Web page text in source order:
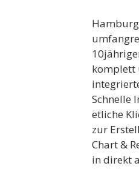
komplett
Schnelle
etliche
zur
Chart &
in direkt